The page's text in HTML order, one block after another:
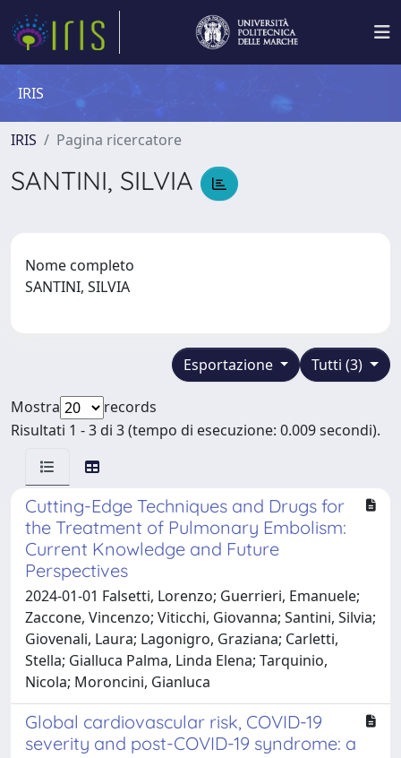
IRIS
IRIS Pagina ricercatore
SANTINI, SILVIA
Nome completo
SANTINI, SILVIA
Tutti (3)
Esportazione
Mostra
records
Risultati 1 - 3 di 3 (tempo di esecuzione: 0.009 secondi).
Cutting-Edge Techniques and Drugs for
the Treatment of Pulmonary Embolism:
Current Knowledge and Future
Perspectives
2024-01-01 Falsetti, Lorenzo; Guerrieri, Emanuele;
Zaccone, Vincenzo; Viticchi, Giovanna; Santini, Silvia;
Giovenali, Laura; Lagonigro, Graziana; Carletti,
Stella; Gialluca Palma, Linda Elena; Tarquinio,
Nicola; Moroncini, Gianluca
Global cardiovascular risk, COVID-19
severity and post-COVID-19 syndrome: a